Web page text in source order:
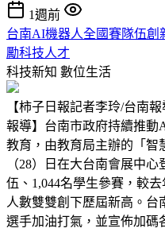
1週前
台南AI機器人全國賽隊伍創
勵科技人才
科技新知 數位生活
【柿子日報記者李玲/台南
報導】台南市政府持續推動
教育，由教育局主辦的「
（28）日在大台南會展中
伍、1,044名學生參賽，較
人數雙雙創下歷屆新高。台
選手加油打氣，並宣佈加碼